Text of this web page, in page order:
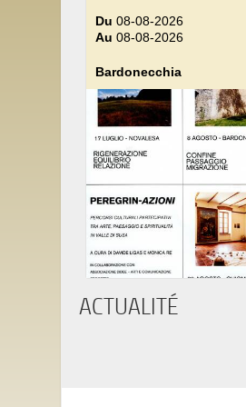
Du 08-08-2026
Au 08-08-2026
Bardonecchia
ACTUALITÉ